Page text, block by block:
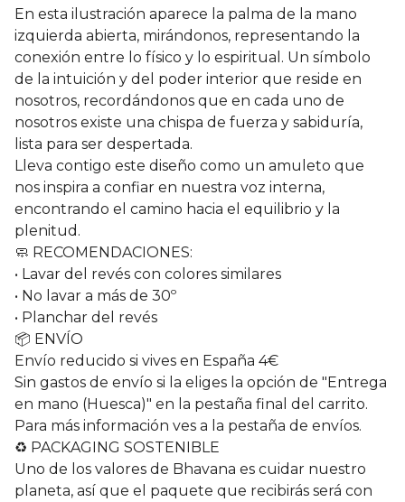
En esta ilustración aparece la palma de la mano
izquierda abierta, mirándonos, representando la
conexión entre lo físico y lo espiritual. Un símbolo
de la intuición y del poder interior que reside en
nosotros, recordándonos que en cada uno de
nosotros existe una chispa de fuerza y sabiduría,
lista para ser despertada.
Lleva contigo este diseño como un amuleto que
nos inspira a confiar en nuestra voz interna,
encontrando el camino hacia el equilibrio y la
plenitud.
🧼 RECOMENDACIONES:
• Lavar del revés con colores similares
• No lavar a más de 30º
• Planchar del revés
📦 ENVÍO
Envío reducido si vives en España 4€
Sin gastos de envío si la eliges la opción de "Entrega
en mano (Huesca)" en la pestaña final del carrito.
Para más información ves a la pestaña de envíos.
♻️ PACKAGING SOSTENIBLE
Uno de los valores de Bhavana es cuidar nuestro
planeta, así que el paquete que recibirás será con